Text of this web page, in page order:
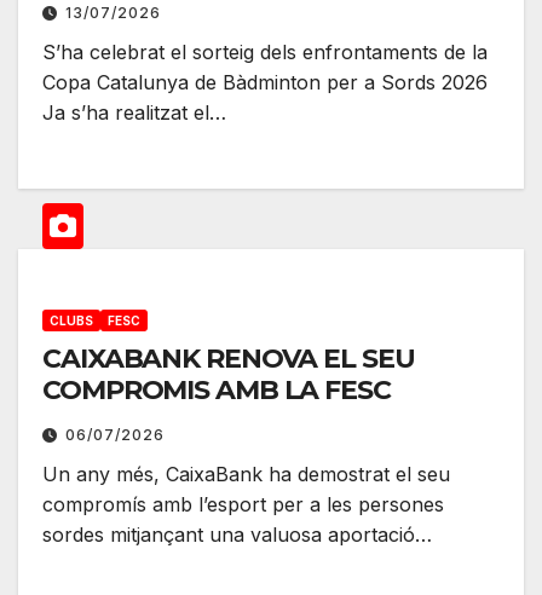
13/07/2026
S’ha celebrat el sorteig dels enfrontaments de la
Copa Catalunya de Bàdminton per a Sords 2026
Ja s’ha realitzat el…
CLUBS FESC
CAIXABANK RENOVA EL SEU
COMPROMIS AMB LA FESC
06/07/2026
Un any més, CaixaBank ha demostrat el seu
compromís amb l’esport per a les persones
sordes mitjançant una valuosa aportació…